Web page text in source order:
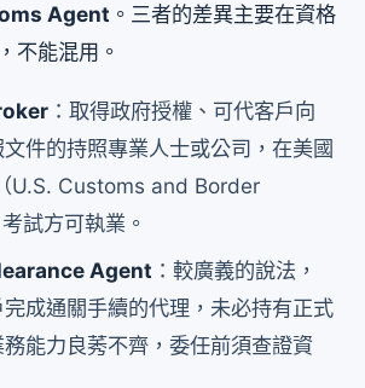
Agent 。三者的差異主要在資格
不能混用。
：取得政府授權、可代客戶向
件的持照專業人士或公司，在美國
U.S. Customs and Border
試方可執業。
Agent ：較廣義的說法，
成通關手續的代理，未必持有正式
能力良莠不齊，委任前須查證資